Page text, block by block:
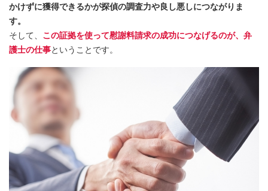
かけずに獲得できるかが探偵の調査力や良し悪しにつながりま
す。
そして、 この証拠を使って慰謝料請求の成功につなげるのが、弁
護士の仕事ということです。